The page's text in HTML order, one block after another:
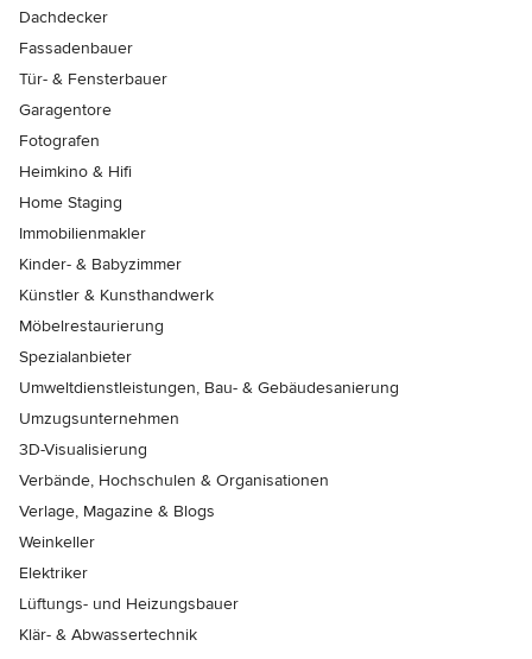
Dachdecker
Fassadenbauer
Tür- & Fensterbauer
Garagentore
Fotografen
Heimkino & Hifi
Home Staging
Immobilienmakler
Kinder- & Babyzimmer
Künstler & Kunsthandwerk
Möbelrestaurierung
Spezialanbieter
Umweltdienstleistungen, Bau- & Gebäudesanierung
Umzugsunternehmen
3D-Visualisierung
Verbände, Hochschulen & Organisationen
Verlage, Magazine & Blogs
Weinkeller
Elektriker
Lüftungs- und Heizungsbauer
Klär- & Abwassertechnik